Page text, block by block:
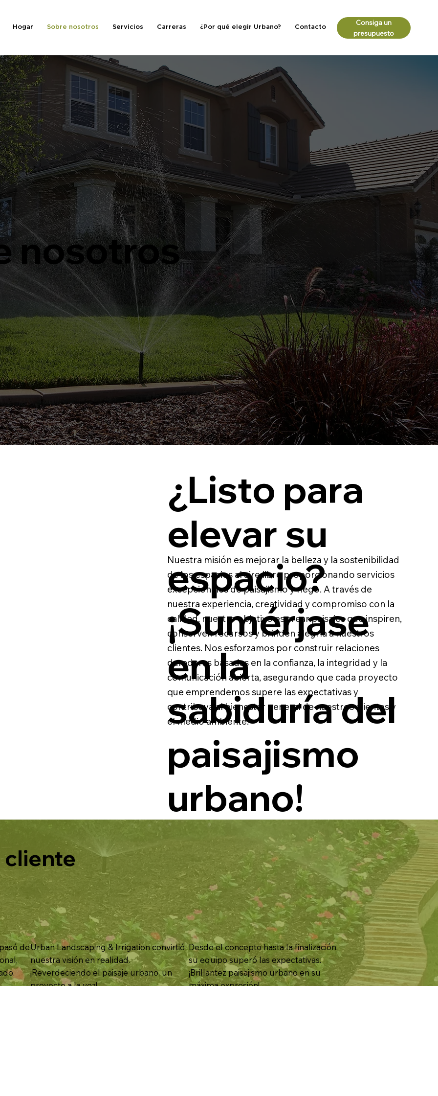
Hogar Sobre nosotros Servicios Carreras ¿Por qué elegir Urbano? Contacto
Consiga un
presupuesto
nosotros
¿Listo para
elevar su
espacio?
¡Sumérjase
en la
sabiduría del
paisajismo
urbano!
Nuestra misión es mejorar la belleza y la sostenibilidad
de los espacios al aire libre proporcionando servicios
excepcionales de paisajismo y riego. A través de
nuestra experiencia, creatividad y compromiso con la
calidad, nuestro objetivo es crear paisajes que inspiren,
conserven recursos y brinden alegría a nuestros
clientes. Nos esforzamos por construir relaciones
duraderas basadas en la confianza, la integridad y la
comunicación abierta, asegurando que cada proyecto
que emprendemos supere las expectativas y
contribuya al bienestar general de nuestros clientes y
el medio ambiente.
deUrban Landscaping & Irrigation convirtió
nuestra visión en realidad.
¡Reverdeciendo el paisaje urbano, un
proyecto a la vez!
Desde el concepto hasta la finalización,
su equipo superó las expectativas.
¡Brillantez paisajismo urbano en su
máxima expresión!